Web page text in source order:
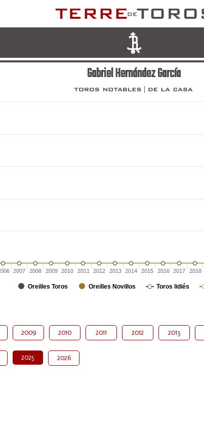
Gabriel Hernández García
Oreilles Toros Oreilles Novillos Toros lidiés
2007 2008 2009 2010 2011 2012 2013 2014 2015 2016 2017 2018
2009 2010 2011 2012 2013
2025 2026